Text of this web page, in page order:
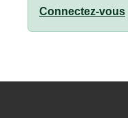
Connectez-vous